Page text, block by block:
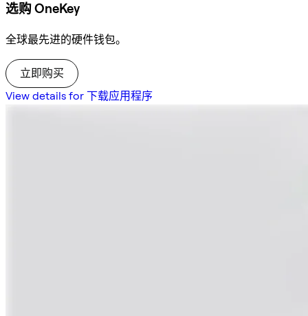
选购 OneKey
全球最先进的硬件钱包。
立即购买
View details for 下载应用程序